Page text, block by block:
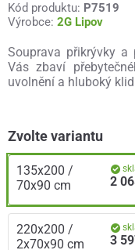
Kód produktu: P7519
Výrobce: 2G Lipov
Souprava přikrývky a
Vás zbaví
uvolnění a hluboký
Zvolte variantu
135x200 /
70x90 cm
2
220x200 /
2x70x90 cm
3